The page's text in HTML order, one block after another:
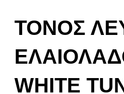
ΤΟΝΟΣ
WHITE